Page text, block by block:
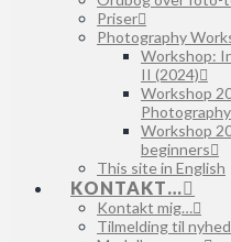
Priser
Photography
Workshop:
II (2024)
Workshop
Photography
Workshop
beginners
This site in English
KONTAKT…
Kontakt mig…
Tilmelding til